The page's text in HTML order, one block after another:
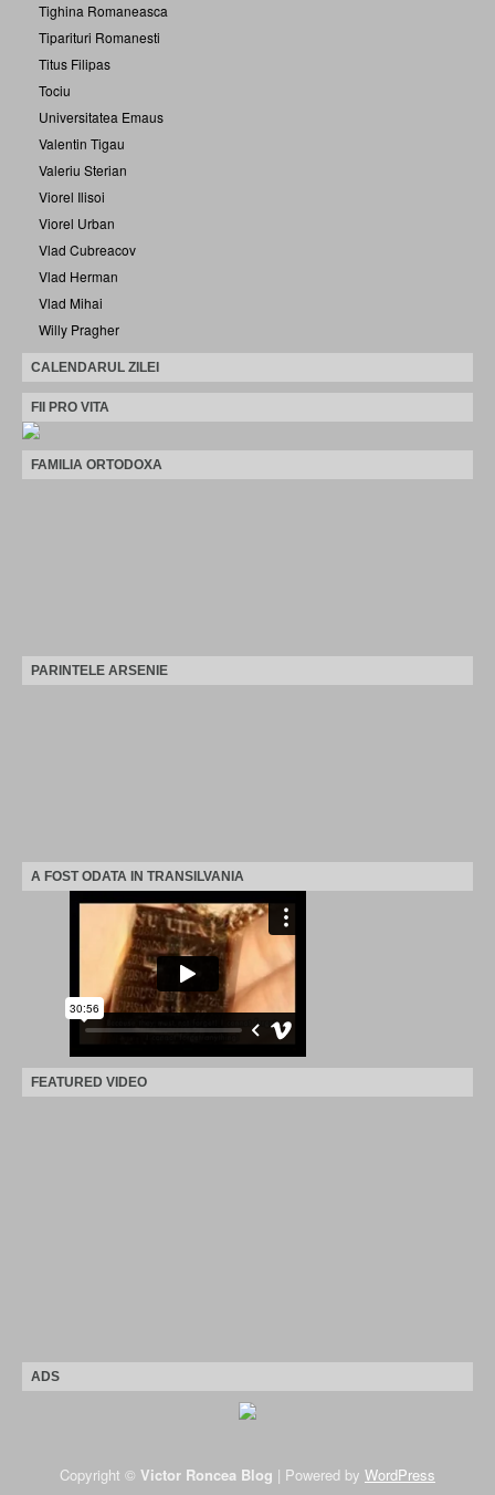
Tighina Romaneasca
Tiparituri Romanesti
Titus Filipas
Tociu
Universitatea Emaus
Valentin Tigau
Valeriu Sterian
Viorel Ilisoi
Viorel Urban
Vlad Cubreacov
Vlad Herman
Vlad Mihai
Willy Pragher
CALENDARUL ZILEI
FII PRO VITA
FAMILIA ORTODOXA
PARINTELE ARSENIE
A FOST ODATA IN TRANSILVANIA
FEATURED VIDEO
ADS
Copyright © Victor Roncea Blog | Powered by WordPress